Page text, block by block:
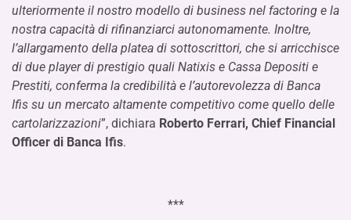
ulteriormente il nostro modello di business nel factoring e la
nostra capacità di rifinanziarci autonomamente. Inoltre,
l’allargamento della platea di sottoscrittori, che si arricchisce
di due player di prestigio quali Natixis e Cassa Depositi e
Prestiti, conferma la credibilità e l’autorevolezza di Banca
Ifis su un mercato altamente competitivo come quello delle
cartolarizzazioni”, dichiara Roberto Ferrari, Chief Financial
Officer di Banca Ifis.
***